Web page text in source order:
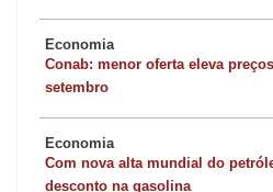
A medida que será analisada pelos
com proventos integrais – seja por
– possam retornar ao serviço ativo
Economia
Conab: menor oferta eleva
setembro
Economia
Com nova alta mundial do
desconto na gasolina